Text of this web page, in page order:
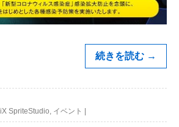
続きを読む →
SpriteStudio イベント |